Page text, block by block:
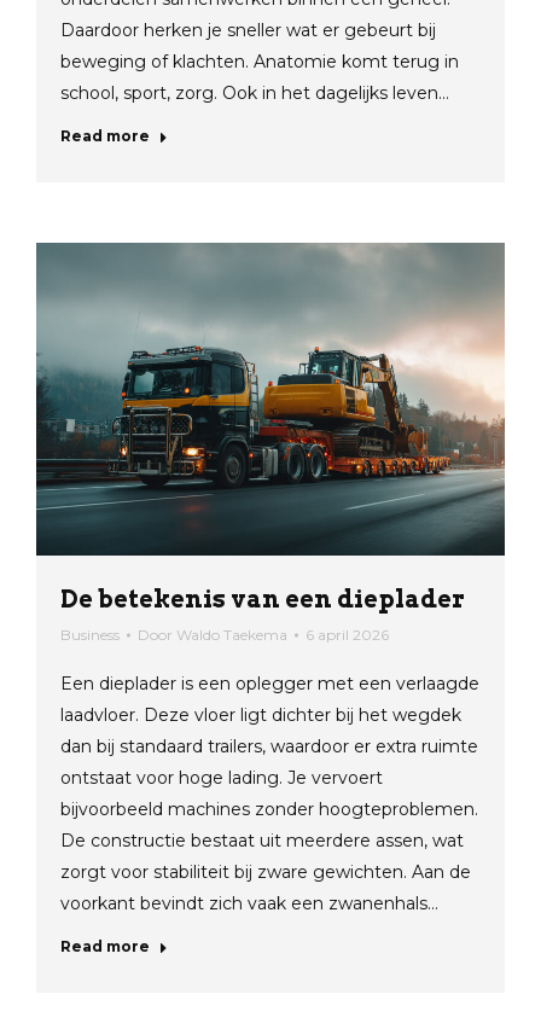
Daardoor herken je sneller wat er gebeurt bij
beweging of klachten. Anatomie komt terug in
school, sport, zorg. Ook in het dagelijks leven…
Read more
De betekenis van een dieplader
Business Door Waldo Taekema 6 april 2026
Een dieplader is een oplegger met een verlaagde
laadvloer. Deze vloer ligt dichter bij het wegdek
dan bij standaard trailers, waardoor er extra ruimte
ontstaat voor hoge lading. Je vervoert
bijvoorbeeld machines zonder hoogteproblemen.
De constructie bestaat uit meerdere assen, wat
zorgt voor stabiliteit bij zware gewichten. Aan de
voorkant bevindt zich vaak een zwanenhals…
Read more